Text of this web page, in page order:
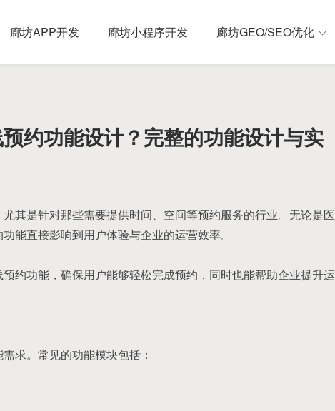
廊坊APP开发 廊坊小程序开发 廊坊GEO/SEO优化
约功能设计？完整的功能设计与实
其是针对那些需要提供时间、空间等预约服务的行业。无论是医
能直接影响到用户体验与企业的运营效率。
约功能，确保用户能够轻松完成预约，同时也能帮助企业提升运
求。常见的功能模块包括：